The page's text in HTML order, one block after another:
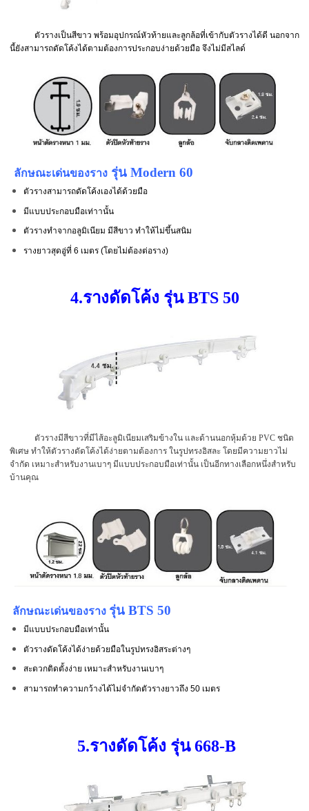
ตัวรางเป็นสีขาว พร้อมอุปกรณ์หัวท้ายและลูกล้อที่เข้ากับตัวรางได้ดี นอกจาก
นี้ยังสามารถดัดโค้งได้ตามต้องการประกอบง่ายด้วยมือ จึงไม่มีสไลด์
ลักษณะเด่นของรางรุ่น Modern 60
ตัวรางสามารถดัดโค้งเองได้ด้วยมือ
มีแบบประกอบมือเท่าานั้น
ตัวรางทำจากอลูมิเนียม มีสีขาว ทำให้ไม่ขึ้นสนิม
รางยาวสุดอู่ที่ 6 เมตร (โดยไม่ต้องต่อราง)
4.รางดัดโค้ง รุ่น BTS 50
ตัวรางมีสีขาวที่มีไส้อะลูมิเนียมเสริมข้างใน และด้านนอกหุ้มด้วย PVC ชนิด
พิเศษ ทำให้ตัวรางดัดโค้งได้ง่ายตามต้องการ ในรูปทรงอิสละ โดยมีความยาวไม่
จำกัด เหมาะสำหรับงานเบาๆ มีแบบประกอบมือเท่านั้น เป็นอีกทางเลือกหนึ่งสำหรับ
บ้านคุณ
ลักษณะเด่นของราง รุ่น BTS 50
มีแบบประกอบมือเท่านั้น
ตัวรางดัดโค้งได้ง่ายด้วยมือในรูปทรงอิสระต่างๆ
สะดวกติดตั้งง่าย เหมาะสำหรับงานเบาๆ
สามารถทำความกว้างได้ไม่จำกัดตัวรางยาวถึง 50 เมตร
5.รางดัดโค้ง รุ่น 668-B